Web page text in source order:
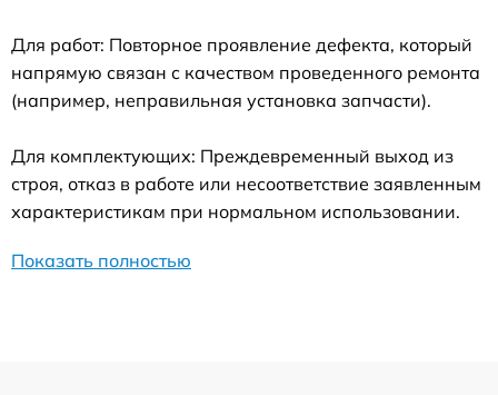
Для работ: Повторное проявление дефекта, который
напрямую связан с качеством проведенного ремонта
(например, неправильная установка запчасти).
Для комплектующих: Преждевременный выход из
строя, отказ в работе или несоответствие заявленным
характеристикам при нормальном использовании.
Показать полностью